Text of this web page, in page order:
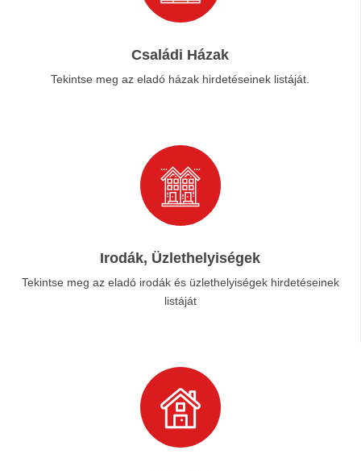
Családi Házak
Tekintse meg az eladó házak hirdetéseinek listáját.
Irodák, Üzlethelyiségek
Tekintse meg az eladó irodák és üzlethelyiségek hirdetéseinek
listáját